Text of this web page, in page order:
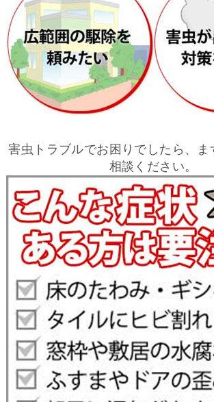
害虫トラブルでお困りでしたら、ま
相談ください。